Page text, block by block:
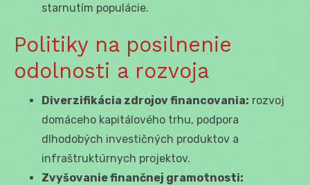
starnutím populácie.
Politiky na posilnenie
odolnosti a rozvoja
Diverzifikácia zdrojov financovania: rozvoj
domáceho kapitálového trhu, podpora
dlhodobých investičných produktov a
infraštruktúrnych projektov.
Zvyšovanie finančnej gramotnosti: